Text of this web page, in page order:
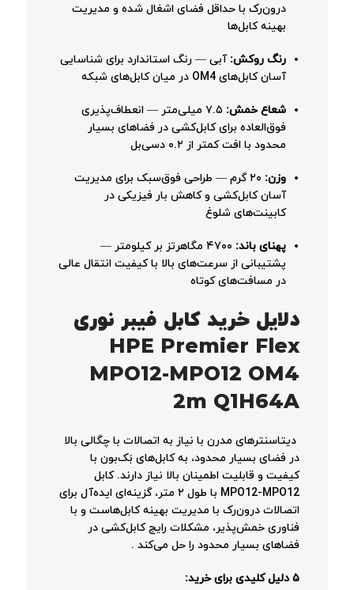
درون‌رک با حداقل فضای اشغال شده و مدیریت
بهینه کابل‌ها
رنگ روکش: آبی — رنگ استاندارد برای شناسایی
آسان کابل‌های OM4 در میان کابل‌های شبکه
شعاع خمش:
۷.۵ میلی‌متر — انعطاف‌پذیری
فوق‌العاده برای کابل‌کشی در فضاهای بسیار
محدود با افت کمتر از ۰.۲ دسی‌بل
وزن:
۲۰ گرم — طراحی فوق‌سبک برای مدیریت
آسان کابل‌کشی و کاهش بار فیزیکی در
کابینت‌های شلوغ
پهنای باند:
۴۷۰۰ مگاهرتز بر کیلومتر —
پشتیبانی از سرعت‌های بالا با کیفیت انتقال عالی
در مسافت‌های کوتاه
دلایل خرید کابل فیبر نوری
HPE Premier Flex
MPO12-MPO12 OM4
2m Q1H64A
دیتاسنترهای مدرن با نیاز به اتصالات با چگالی بالا
در فضای بسیار محدود، به کابل‌های بَک‌بون با
کیفیت و قابلیت اطمینان بالا نیاز دارند. کابل
MPO12-MPO12 با طول ۲ متر، گزینه‌ای ایده‌آل برای
اتصالات درون‌رک با مدیریت بهینه کابل‌هاست و با
فناوری خمش‌پذیر، مشکلات رایج کابل‌کشی در
فضاهای بسیار محدود را حل می‌کند .
۵ دلیل کلیدی برای خرید: